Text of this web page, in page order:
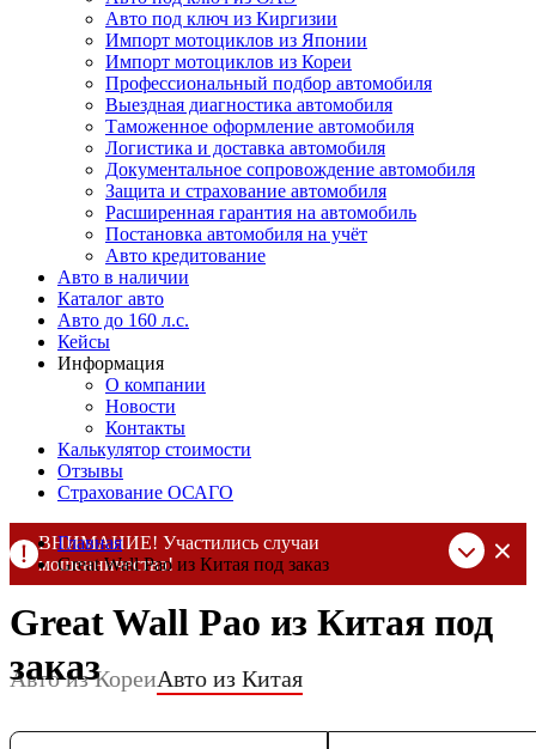
Авто под ключ из Киргизии
Импорт мотоциклов из Японии
Импорт мотоциклов из Кореи
Профессиональный подбор автомобиля
Выездная диагностика автомобиля
Таможенное оформление автомобиля
Логистика и доставка автомобиля
Документальное сопровождение автомобиля
Защита и страхование автомобиля
Расширенная гарантия на автомобиль
Постановка автомобиля на учёт
Авто кредитование
Авто в наличии
Каталог авто
Авто до 160 л.с.
Кейсы
Информация
О компании
Новости
Контакты
Калькулятор стоимости
Отзывы
Страхование ОСАГО
ВНИМАНИЕ! Участились случаи
мошенничества!
по выставленному счету на Т-банк от ИП Алексеевских С.В.
При любых подозрениях, свяжитесь с нами по официальным
контактам, указанным в соц сетях и на сайте
Главная
Great Wall Pao из Китая под заказ
Great Wall Pao из Китая под
заказ
Авто из КореиАвто из Китая